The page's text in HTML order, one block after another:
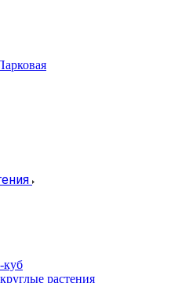
куб
растения